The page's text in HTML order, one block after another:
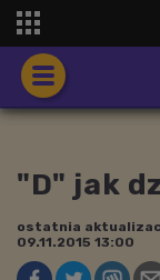
"D" jak
ostatnia
09.11.2015 13:00